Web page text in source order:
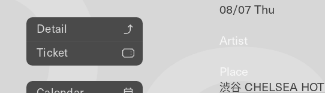
Detail
Ticket
08/07 Thu
Artist
Place
渋谷 CHELSEA